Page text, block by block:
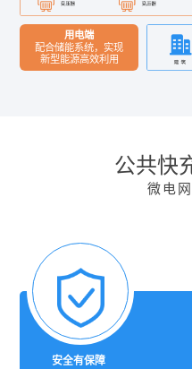
用电端
配合储能系统，实现
新型能源高效利用
公共快
微电
安全有保障